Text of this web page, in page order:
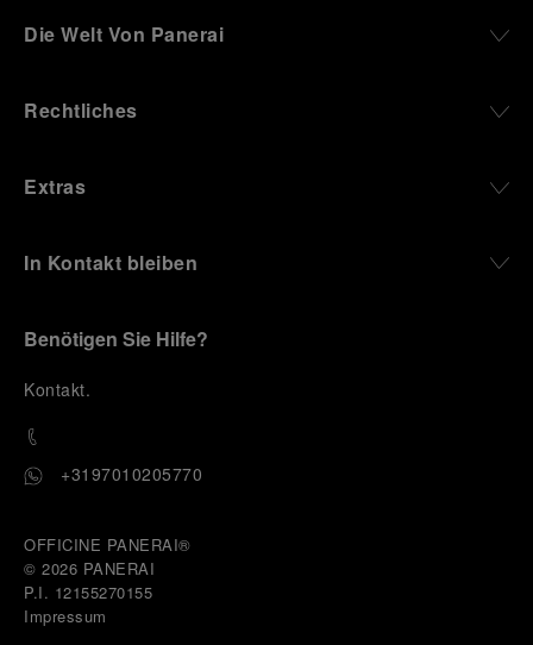
Die Welt Von Panerai
Rechtliches
Extras
In Kontakt bleiben
Benötigen Sie Hilfe?
Kontakt.
+3197010205770
OFFICINE PANERAI®
© 2026 PANERAI
P.I. 12155270155
Impressum